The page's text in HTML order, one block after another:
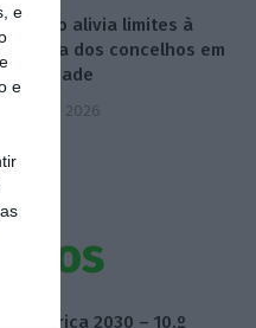
e
e
Governo alivia limites à
despesa dos concelhos em
calamidade
7 Agosto 2026
Fábrica 2030 – 10.º